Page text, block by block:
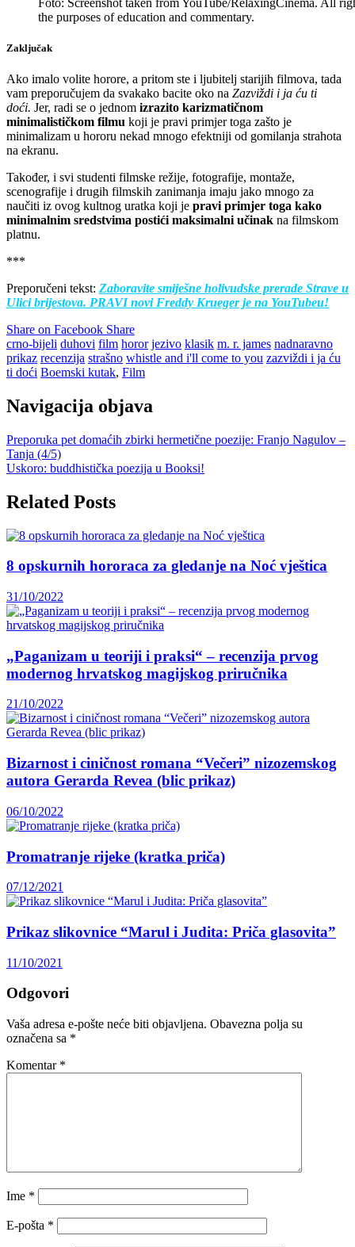
the purposes of education and commentary.
Zaključak
Ako imalo volite horore, a pritom ste i ljubitelj starijih filmova, tada
vam preporučujem da svakako bacite oko na Zazviždi i ja ću ti
doći. Jer, radi se o jednom izrazito karizmatičnom
minimalističkom filmu koji je pravi primjer toga zašto je
minimalizam u hororu nekad mnogo efektniji od gomilanja strahota
na ekranu.
Također, i svi studenti filmske režije, fotografije, montaže,
scenografije i drugih filmskih zanimanja imaju jako mnogo za
naučiti iz ovog kultnog uratka koji je pravi primjer toga kako
minimalnim sredstvima postići maksimalni učinak na filmskom
platnu.
***
Preporučeni tekst: Zaboravite smiješne holivudske prerade Strave u
Ulici brijestova. PRAVI novi Freddy Krueger je na YouTubeu!
Share on Facebook Share
crno-bijeli duhovi film horor jezivo klasik m. r. james nadnaravno
prikaz recenzija strašno whistle and i'll come to you zazviždi i ja ću
ti doći Boemski kutak, Film
Navigacija objava
Preporuka pet domaćih zbirki hermetične poezije: Franjo Nagulov –
Tanja (4/5)
Uskoro: buddhistička poezija u Booksi!
Related Posts
8 opskurnih hororaca za gledanje na Noć vještica
31/10/2022
„Paganizam u teoriji i praksi“ – recenzija prvog
modernog hrvatskog magijskog priručnika
21/10/2022
Bizarnost i ciničnost romana “Večeri” nizozemskog
autora Gerarda Revea (blic prikaz)
06/10/2022
Promatranje rijeke (kratka priča)
07/12/2021
Prikaz slikovnice “Marul i Judita: Priča glasovita”
11/10/2021
Odgovori
Vaša adresa e-pošte neće biti objavljena. Obavezna polja su
označena sa *
Komentar *
Ime *
E-pošta *